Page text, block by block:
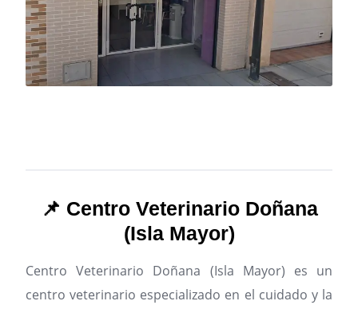
📌 Centro Veterinario Doñana
(Isla Mayor)
Centro Veterinario Doñana (Isla Mayor) es un
centro veterinario especializado en el cuidado y la